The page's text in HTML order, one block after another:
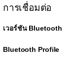
การเชื่อมต่อ
เวอร์ชัน Bluetooth
Bluetooth Profile